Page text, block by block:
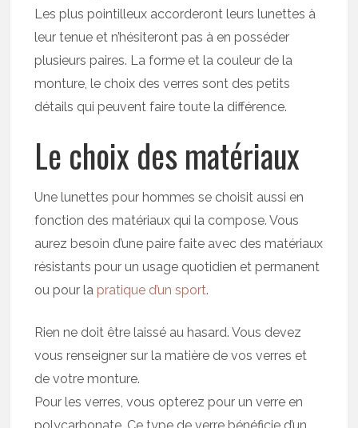
Les plus pointilleux accorderont leurs lunettes à
leur tenue et n’hésiteront pas à en posséder
plusieurs paires. La forme et la couleur de la
monture, le choix des verres sont des petits
détails qui peuvent faire toute la différence.
Le choix des matériaux
Une lunettes pour hommes se choisit aussi en
fonction des matériaux qui la compose. Vous
aurez besoin d’une paire faite avec des matériaux
résistants pour un usage quotidien et permanent
ou pour la pratique d’un sport.
Rien ne doit être laissé au hasard. Vous devez
vous renseigner sur la matière de vos verres et
de votre monture.
Pour les verres, vous opterez pour un verre en